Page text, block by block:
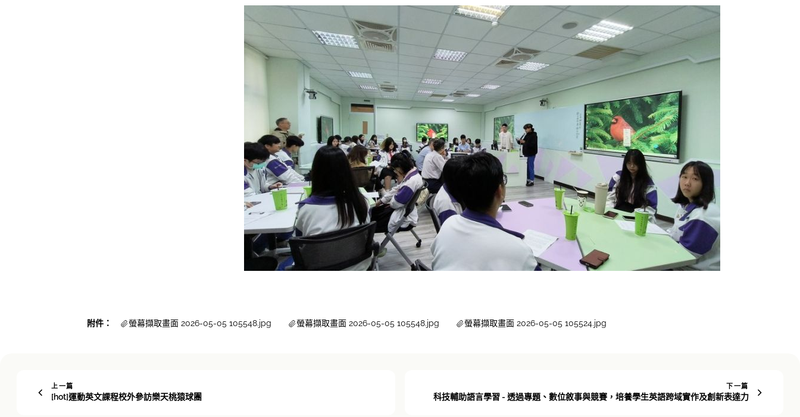
附件： 螢幕擷取畫面 2026-05-05 105548.jpg 螢幕擷取畫面 2026-05-05 105548.jpg 螢幕擷取畫面 2026-05-05 105524.jpg
上一篇
[hot]運動英文課程校外參訪樂天桃猿球團
下一篇
科技輔助語言學習 - 透過專題、數位敘事與競賽，培養學生英語跨域實作及創新表達力